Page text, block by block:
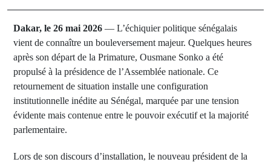
Dakar, le 26 mai 2026 — L’échiquier politique sénégalais
vient de connaître un bouleversement majeur. Quelques heures
après son départ de la Primature, Ousmane Sonko a été
propulsé à la présidence de l’Assemblée nationale. Ce
retournement de situation installe une configuration
institutionnelle inédite au Sénégal, marquée par une tension
évidente mais contenue entre le pouvoir exécutif et la majorité
parlementaire.
Lors de son discours d’installation, le nouveau président de la